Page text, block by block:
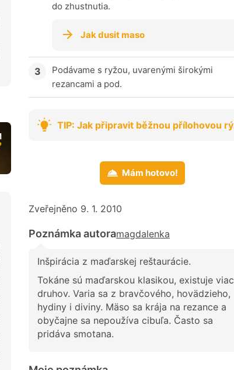
do zhustnutia.
Jak dusit maso
Podávame s ryžou, uvarenými širokými
rezancami a pod.
TIP: Jak připravit běžnou přílohovou
Mám hotovo!
Zveřejněno 9. 1. 2010
Poznámka autoramagdalenka
Inšpirácia z maďarskej reštaurácie.
Tokáne sú maďarskou klasikou, existuje viac
druhov. Varia sa z bravčového, hovädzieho,
hydiny i diviny. Mäso sa krája na rezance a
obyčajne sa nepoužíva cibuľa. Často sa
pridáva smotana.